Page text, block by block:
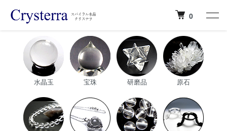
0
水晶玉 宝珠 研磨品 原石